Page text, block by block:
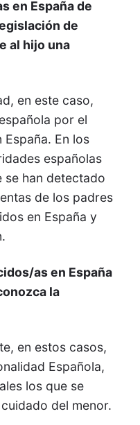
en España de
de
al hijo una
en este caso,
por el
En los
españolas
se han detectado
de los padres
en España y
as en España
la
en estos casos,
Española,
los que se
del menor.